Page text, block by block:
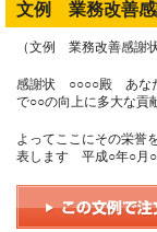
文例 業務改善
（文例 業務改善感謝
感謝状 ○○○○殿 あなた
で○○の向上に多大な貢
よってここにその栄誉
表します 平成○年○